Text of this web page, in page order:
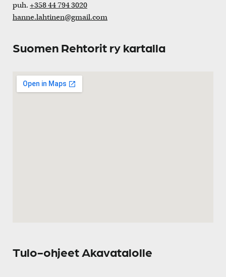
puh. +358 44 794 3020
hanne.lahtinen@gmail.com
Suomen Rehtorit ry kartalla
Tulo-ohjeet Akavatalolle